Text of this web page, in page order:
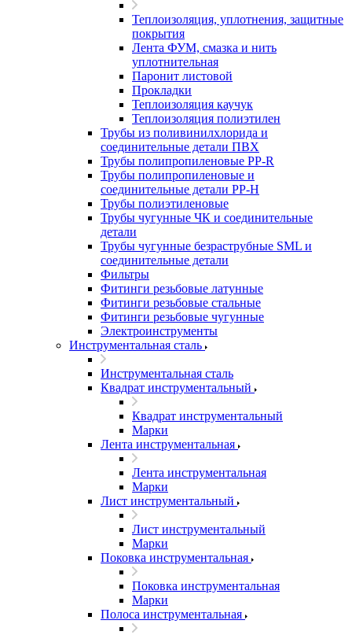
Теплоизоляция, уплотнения, защитные
покрытия
Лента ФУМ, смазка и нить
уплотнительная
Паронит листовой
Прокладки
Теплоизоляция каучук
Теплоизоляция полиэтилен
Трубы из поливинилхлорида и
соединительные детали ПВХ
Трубы полипропиленовые PP-R
Трубы полипропиленовые и
соединительные детали PP-H
Трубы полиэтиленовые
Трубы чугунные ЧК и соединительные
детали
Трубы чугунные безраструбные SML и
соединительные детали
Фильтры
Фитинги резьбовые латунные
Фитинги резьбовые стальные
Фитинги резьбовые чугунные
Электроинструменты
Инструментальная сталь
Инструментальная сталь
Квадрат инструментальный
Квадрат инструментальный
Марки
Лента инструментальная
Лента инструментальная
Марки
Лист инструментальный
Лист инструментальный
Марки
Поковка инструментальная
Поковка инструментальная
Марки
Полоса инструментальная